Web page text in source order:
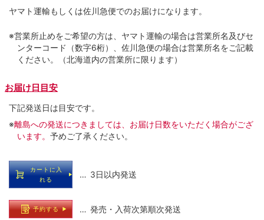
ヤマト運輸もしくは佐川急便でのお届けになります。
※営業所止めをご希望の方は、ヤマト運輸の場合は営業所名及びセ
ンターコード（数字6桁）、佐川急便の場合は営業所名をご記載
ください。（北海道内の営業所に限ります）
お届け日目安
下記発送日は目安です。
※離島への発送につきましては、お届け日数をいただく場合がござ
います。 予めご了承ください。
カートに入
れる
… 3日以内発送
予約する … 発売・入荷次第順次発送